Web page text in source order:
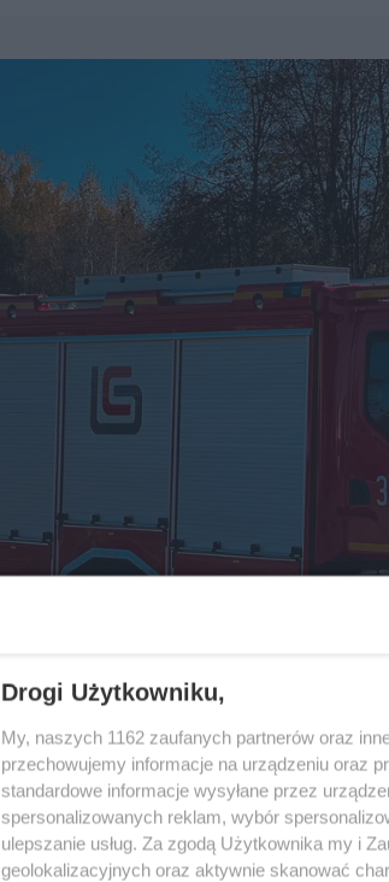
Drogi Użytkowniku,
My, naszych 1162 zaufanych partnerów oraz
przechowujemy informacje na urządzeniu oraz
standardowe informacje wysyłane przez
spersonalizowanych reklam, wybór
ulepszanie usług. Za zgodą Użytkownika my i
geolokalizacyjnych oraz aktywnie skanować